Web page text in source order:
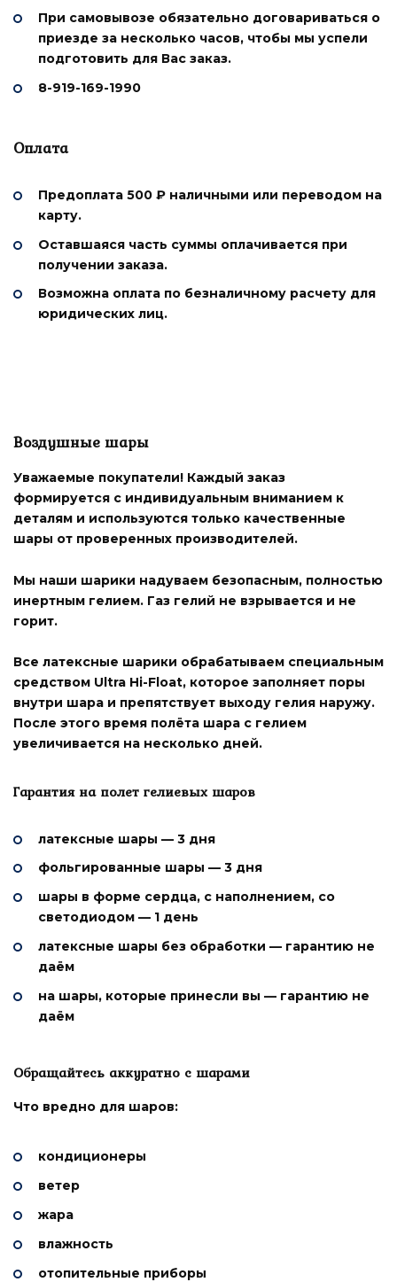
При самовывозе обязательно договариваться о
приезде за несколько часов, чтобы мы успели
подготовить для Вас заказ.
8-919-169-1990
Оплата
Предоплата 500 ₽ наличными или переводом на
карту.
Оставшаяся часть суммы оплачивается при
получении заказа.
Возможна оплата по безналичному расчету для
юридических лиц.
Воздушные шары
Уважаемые покупатели! Каждый заказ
формируется с индивидуальным вниманием к
деталям и используются только качественные
шары от проверенных производителей.
Мы наши шарики надуваем безопасным, полностью
инертным гелием. Газ гелий не взрывается и не
горит.
Все латексные шарики обрабатываем специальным
средством Ultra Hi-Float, которое заполняет поры
внутри шара и препятствует выходу гелия наружу.
После этого время полёта шара с гелием
увеличивается на несколько дней.
Гарантия на полет гелиевых шаров
латексные шары — 3 дня
фольгированные шары — 3 дня
шары в форме сердца, с наполнением, со
светодиодом — 1 день
латексные шары без обработки — гарантию не
даём
на шары, которые принесли вы — гарантию не
даём
Обращайтесь аккуратно с шарами
Что вредно для шаров:
кондиционеры
ветер
жара
влажность
отопительные приборы